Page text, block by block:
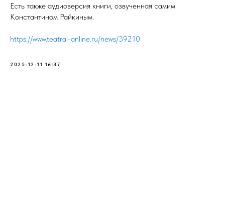
Есть также аудиоверсия книги, озвученная самим
Константином Райкиным.
https://www.teatral-online.ru/news/39210
2025-12-11 16:37